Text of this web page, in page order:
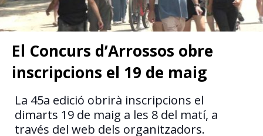
El Concurs d’Arrossos obre
inscripcions el 19 de maig
La 45a edició obrirà inscripcions el
dimarts 19 de maig a les 8 del matí, a
través del web dels organitzadors.